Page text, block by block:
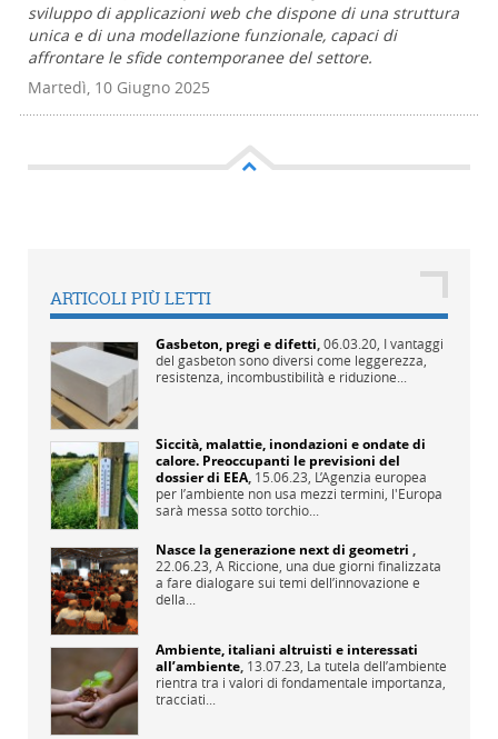
sviluppo di applicazioni web che dispone di una struttura
unica e di una modellazione funzionale, capaci di
affrontare le sfide contemporanee del settore.
Martedì, 10 Giugno 2025
ARTICOLI PIÙ LETTI
Gasbeton, pregi e difetti,06.03.20, I vantaggi
del gasbeton sono diversi come leggerezza,
resistenza, incombustibilità e riduzione...
Siccità, malattie, inondazioni e ondate di
calore. Preoccupanti le previsioni del
dossier di EEA, 15.06.23, L’Agenzia europea
per l’ambiente non usa mezzi termini, l'Europa
sarà messa sotto torchio...
Nasce la generazione next di geometri ,
22.06.23, A Riccione, una due giorni finalizzata
a fare dialogare sui temi dell’innovazione e
della...
Ambiente, italiani altruisti e interessati
all’ambiente, 13.07.23, La tutela dell’ambiente
rientra tra i valori di fondamentale importanza,
tracciati...